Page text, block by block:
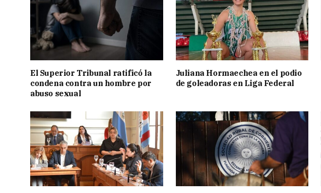
El Superior Tribunal ratificó la
condena contra un hombre por
abuso sexual
Juliana Hormaechea en el podio
de goleadoras en Liga Federal